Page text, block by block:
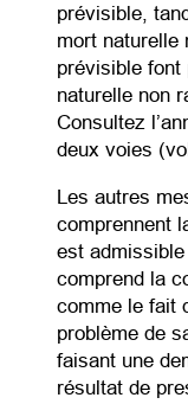
prévisible,
mort naturelle
prévisible
naturelle non
Consultez
deux voies
Les autres
comprennent
est
comprend la
comme le fait
problème de
faisant une
résultat de